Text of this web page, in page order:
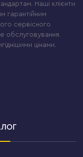
Наші клієнти
гарантійним
сервісного
обслуговування.
цінами.